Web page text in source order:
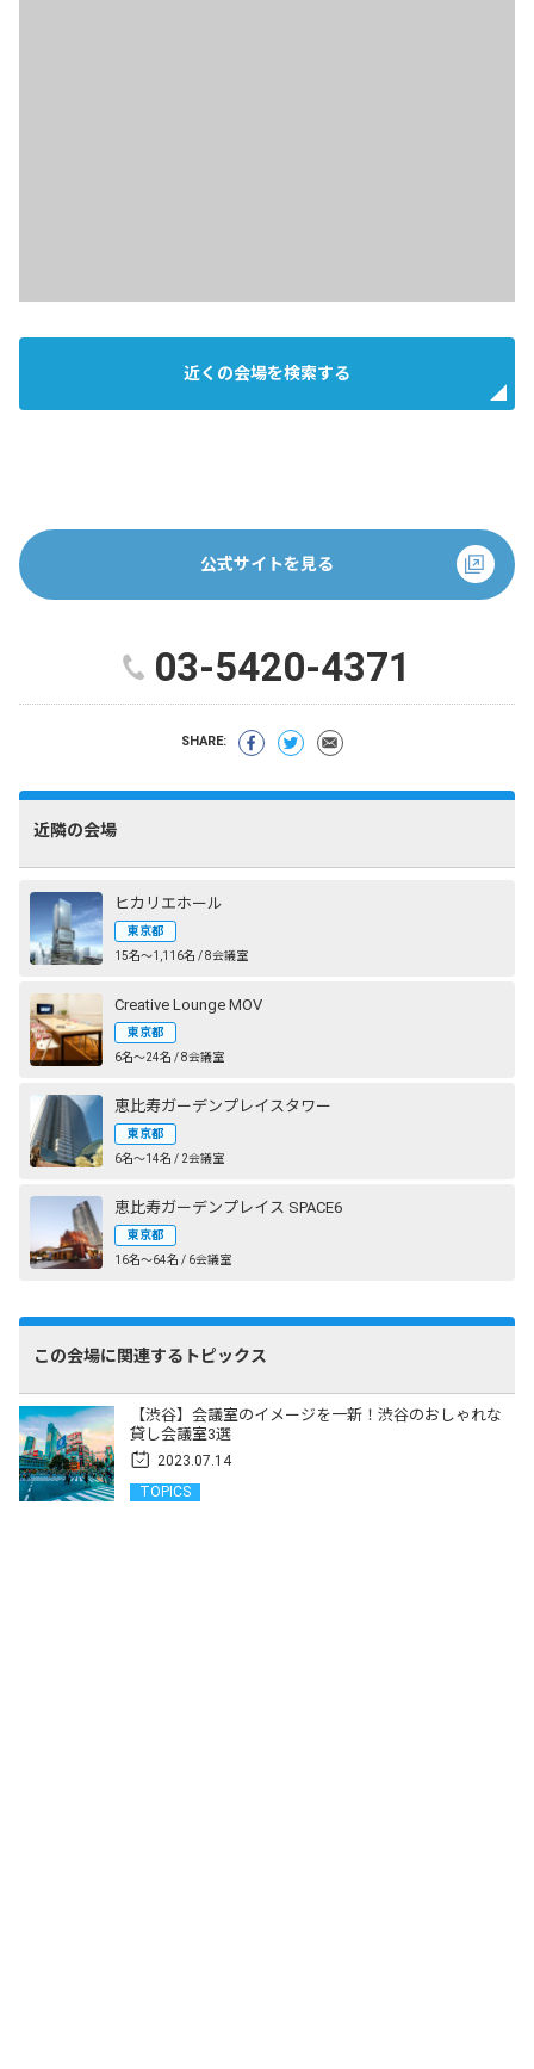
近くの会場を検索する
公式サイトを見る
03-5420-4371
SHARE:
近隣の会場
ヒカリエホール
東京都
15名〜1,116名 / 8会議室
Creative Lounge MOV
東京都
6名〜24名 / 8会議室
恵比寿ガーデンプレイスタワー
東京都
6名〜14名 / 2会議室
恵比寿ガーデンプレイス SPACE6
東京都
16名〜64名 / 6会議室
この会場に関連するトピックス
【渋谷】会議室のイメージを一新！渋谷のおしゃれな
貸し会議室3選
2023.07.14
TOPICS